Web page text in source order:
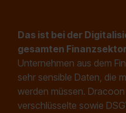
Das ist bei der
gesamten
Unternehmen aus dem
sehr sensible Daten, die
werden müssen.
verschlüsselte sowie